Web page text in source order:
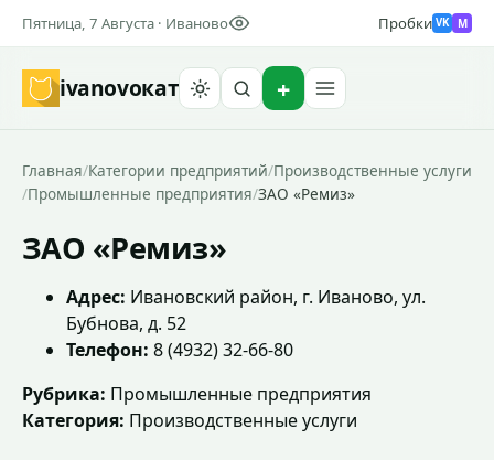
Пятница, 7 Августа · Иваново Пробки VK M
ivanovoкат
Найти
Главная/Категории предприятий/Производственные услуги
/Промышленные предприятия/ЗАО «Ремиз»
ЗАО «Ремиз»
Адрес: Ивановский район, г. Иваново, ул.
Бубнова, д. 52
Телефон: 8 (4932) 32-66-80
Рубрика: Промышленные предприятия
Категория: Производственные услуги